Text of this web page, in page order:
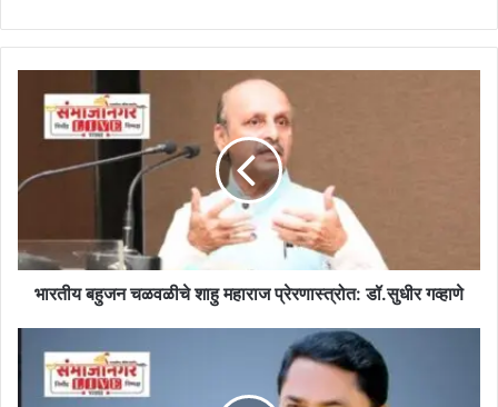
बहुजन
चळवळीचे
महाराज
प्रेरणास्त्रोत:
गव्हाणे
भारतीय बहुजन चळवळीचे शाहु महाराज प्रेरणास्त्रोत: डॉ.सुधीर गव्हाणे
भाजपची